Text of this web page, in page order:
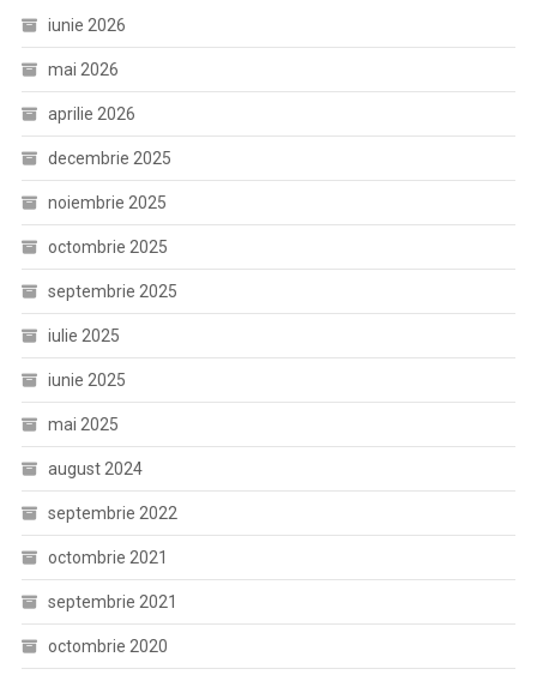
iunie 2026
mai 2026
aprilie 2026
decembrie 2025
noiembrie 2025
octombrie 2025
septembrie 2025
iulie 2025
iunie 2025
mai 2025
august 2024
septembrie 2022
octombrie 2021
septembrie 2021
octombrie 2020